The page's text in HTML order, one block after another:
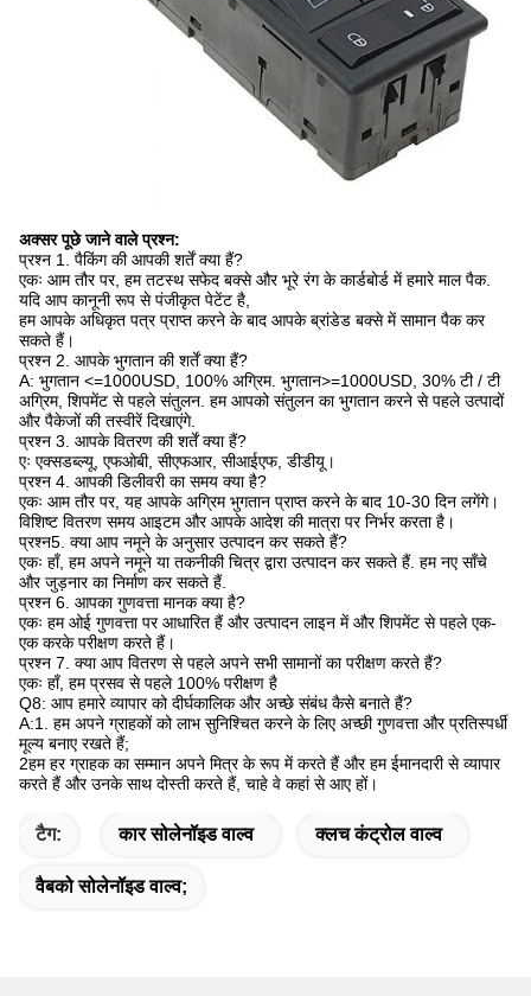
अक्सर पूछे जाने वाले प्रश्न:
प्रश्न 1. पैकिंग की आपकी शर्तें क्या हैं?
एकः आम तौर पर, हम तटस्थ सफेद बक्से और भूरे रंग के कार्डबोर्ड में हमारे माल पैक.
यदि आप कानूनी रूप से पंजीकृत पेटेंट है,
हम आपके अधिकृत पत्र प्राप्त करने के बाद आपके ब्रांडेड बक्से में सामान पैक कर
सकते हैं।
प्रश्न 2. आपके भुगतान की शर्तें क्या हैं?
A: भुगतान <=1000USD, 100% अग्रिम. भुगतान>=1000USD, 30% टी / टी
अग्रिम, शिपमेंट से पहले संतुलन. हम आपको संतुलन का भुगतान करने से पहले उत्पादों
और पैकेजों की तस्वीरें दिखाएंगे.
प्रश्न 3. आपके वितरण की शर्तें क्या हैं?
एः एक्सडब्ल्यू, एफओबी, सीएफआर, सीआईएफ, डीडीयू।
प्रश्न 4. आपकी डिलीवरी का समय क्या है?
एकः आम तौर पर, यह आपके अग्रिम भुगतान प्राप्त करने के बाद 10-30 दिन लगेंगे।
विशिष्ट वितरण समय आइटम और आपके आदेश की मात्रा पर निर्भर करता है।
प्रश्न5. क्या आप नमूने के अनुसार उत्पादन कर सकते हैं?
एकः हाँ, हम अपने नमूने या तकनीकी चित्र द्वारा उत्पादन कर सकते हैं. हम नए साँचे
और जुड़नार का निर्माण कर सकते हैं.
प्रश्न 6. आपका गुणवत्ता मानक क्या है?
एकः हम ओई गुणवत्ता पर आधारित हैं और उत्पादन लाइन में और शिपमेंट से पहले एक-
एक करके परीक्षण करते हैं।
प्रश्न 7. क्या आप वितरण से पहले अपने सभी सामानों का परीक्षण करते हैं?
एकः हाँ, हम प्रसव से पहले 100% परीक्षण है
Q8: आप हमारे व्यापार को दीर्घकालिक और अच्छे संबंध कैसे बनाते हैं?
A:1. हम अपने ग्राहकों को लाभ सुनिश्चित करने के लिए अच्छी गुणवत्ता और प्रतिस्पर्धी
मूल्य बनाए रखते हैं;
2हम हर ग्राहक का सम्मान अपने मित्र के रूप में करते हैं और हम ईमानदारी से व्यापार
करते हैं और उनके साथ दोस्ती करते हैं, चाहे वे कहां से आए हों।
टैग: कार सोलेनॉइड वाल्व क्लच कंट्रोल वाल्व
वैबको सोलेनॉइड वाल्व;